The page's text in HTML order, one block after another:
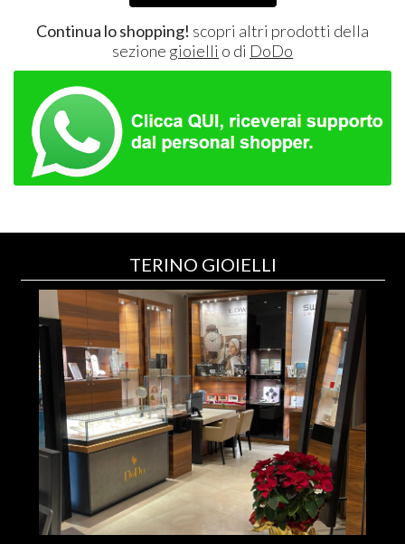
Continua lo shopping! scopri altri prodotti della
sezione gioielli o di DoDo
TERINO GIOIELLI